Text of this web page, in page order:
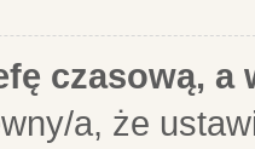
czasową,
a, że